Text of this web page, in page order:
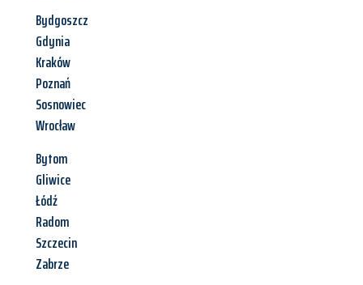
Bydgoszcz
Gdynia
Kraków
Poznań
Sosnowiec
Wrocław
Bytom
Gliwice
Łódź
Radom
Szczecin
Zabrze